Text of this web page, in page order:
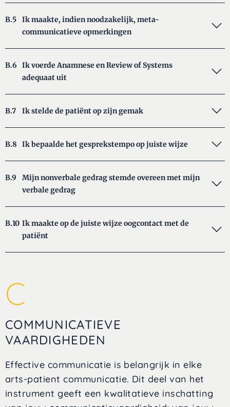
B.5
Ik maakte, indien noodzakelijk, meta-
communicatieve opmerkingen
B.6
Ik voerde Anamnese en Review of Systems
adequaat uit
B.7 Ik stelde de patiënt op zijn gemak
B.8 Ik bepaalde het gesprekstempo op juiste wijze
B.9
Mijn nonverbale gedrag stemde overeen met mijn
verbale gedrag
B.10 Ik maakte op de juiste wijze oogcontact met de
patiënt
C
COMMUNICATIEVE
VAARDIGHEDEN
Effective communicatie is belangrijk in elke
arts-patient communicatie. Dit deel van het
instrument geeft een kwalitatieve inschatting